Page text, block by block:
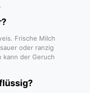
Frische Milch
oder ranzig
kann der Geruch